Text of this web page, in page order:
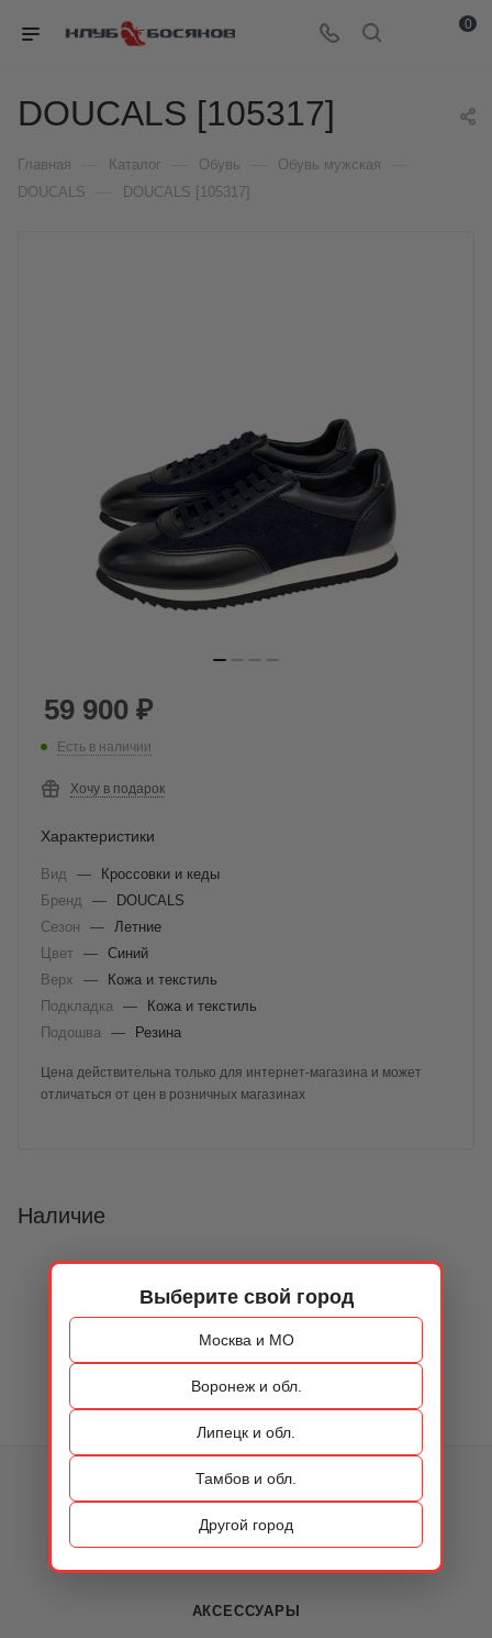
Выберите свой город
Москва и МО
Воронеж и обл.
Липецк и обл.
Тамбов и обл.
Другой город
0
DOUCALS [105317]
Главная Каталог Обувь Обувь мужская
DOUCALS DOUCALS [105317]
59 900 ₽
Есть в наличии
Хочу в подарок
Характеристики
Вид —
Кроссовки и кеды
Бренд
—
DOUCALS
Сезон
—
Летние
Цвет — Синий
Верх
—
Кожа и текстиль
Подкладка
—
Кожа и текстиль
Подошва
— Резина
Цена действительна только для интернет-магазина и может
отличаться от цен в розничных магазинах
Наличие
КАТАЛОГ
ОБУВЬ
СУМКИ
АКСЕССУАРЫ